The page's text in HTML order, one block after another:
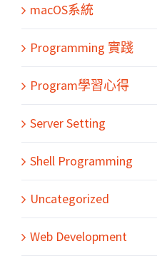
macOS系統
Programming 實踐
Program學習心得
Server Setting
Shell Programming
Uncategorized
Web Development